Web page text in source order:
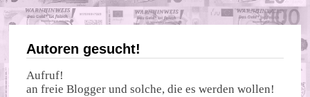
Autoren gesucht!
Aufruf!
an freie Blogger und solche, die es werden wollen!